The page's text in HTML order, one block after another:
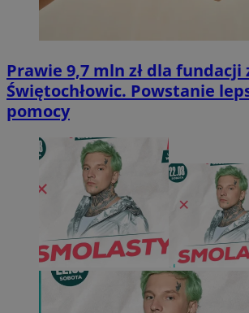
Prawie 9,7 mln zł dla fundacji
Świętochłowic. Powstanie
pomocy